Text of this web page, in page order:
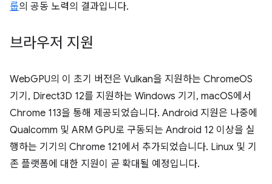
룹의 공동 노력의 결과입니다.
브라우저 지원
WebGPU의 이 초기 버전은 Vulkan을 지원하는 ChromeOS
기기, Direct3D 12를 지원하는 Windows 기기, macOS에서
Chrome 113을 통해 제공되었습니다. Android 지원은 나중에
Qualcomm 및 ARM GPU로 구동되는 Android 12 이상을 실
행하는 기기의 Chrome 121에서 추가되었습니다. Linux 및 기
존 플랫폼에 대한 지원이 곧 확대될 예정입니다.